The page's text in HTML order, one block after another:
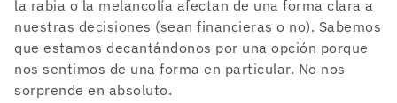
la rabia o la melancolía afectan de una forma clara a
nuestras decisiones (sean financieras o no). Sabemos
que estamos decantándonos por una opción porque
nos sentimos de una forma en particular. No nos
sorprende en absoluto.